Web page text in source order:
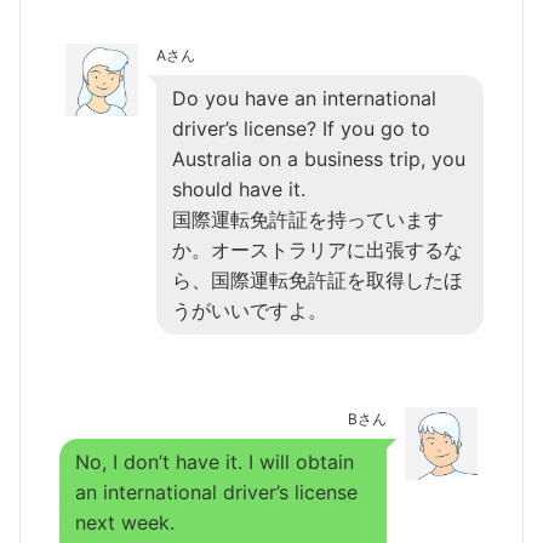
Aさん
Do you have an international
driver’s license? If you go to
Australia on a business trip, you
should have it.
国際運転免許証を持っています
か。オーストラリアに出張するな
ら、国際運転免許証を取得したほ
うがいいですよ。
Bさん
No, I don’t have it. I will obtain
an international driver’s license
next week.